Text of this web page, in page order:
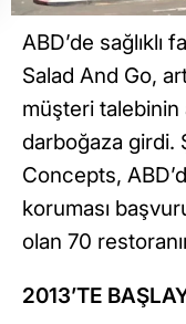
ABD’de sağlıklı
Salad And Go,
müşteri talebinin
darboğaza girdi.
Concepts,
koruması
olan 70
2013’TE